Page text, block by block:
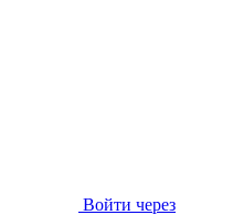
Войти через